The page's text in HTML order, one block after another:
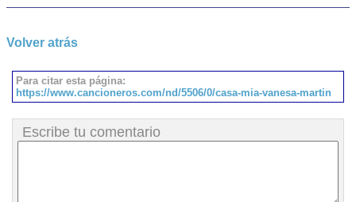
Volver atrás
Para citar esta página:
https://www.cancioneros.com/nd/5506/0/casa-mia-vanesa-martin
Escribe tu comentario